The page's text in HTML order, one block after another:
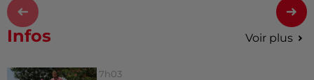
Infos Voir plus
7h03